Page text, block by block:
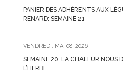
PANIER DES ADHÉRENTS AUX
RENARD: SEMAINE 21
VENDREDI, MAI 08, 2026
SEMAINE 20: LA CHALEUR NOUS
L’HERBE